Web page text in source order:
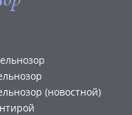
(новостной)